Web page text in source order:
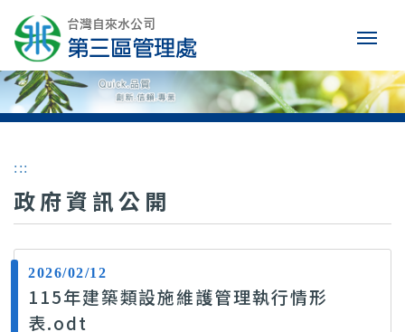
:::
政府資訊公開
2026/02/12
115年建築類設施維護管理執行情形
表.odt